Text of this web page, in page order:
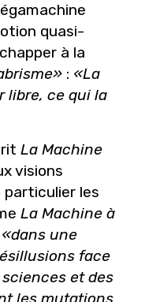
quasi-
à la
: «La
libre, ce qui la
La Machine
visions
les
La Machine à
«dans une
face
et des